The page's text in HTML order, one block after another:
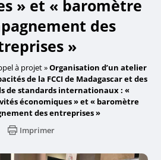
» et « baromètre
des
»
à projet»Organisation d’un atelier
de la FCCI de Madagascar et des
de standards internationaux : «
économiques » et « baromètre
des entreprises »
Imprimer